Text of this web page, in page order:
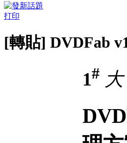
打印
[轉貼] DVDFab
1# 大